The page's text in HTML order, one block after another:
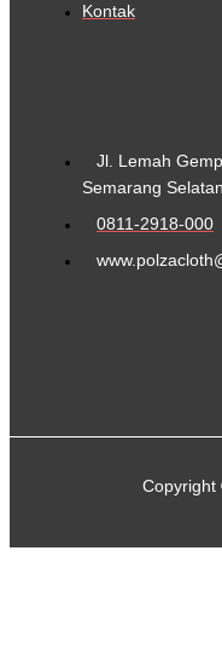
Kontak
Jl. Lemah
Semarang
0811-2918-000
Copyright